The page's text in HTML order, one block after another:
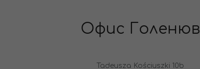
Офис Голенюв
Tadeusza Kościuszki 10b